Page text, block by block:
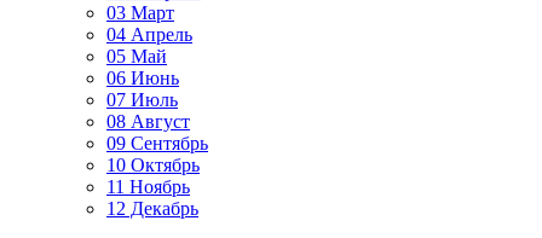
03 Март
04 Апрель
05 Май
06 Июнь
07 Июль
08 Август
09 Сентябрь
10 Октябрь
11 Ноябрь
12 Декабрь